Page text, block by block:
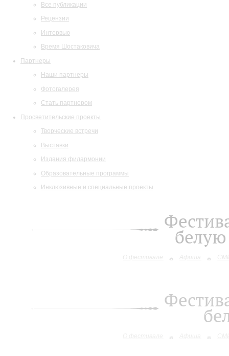
Все публикации
Рецензии
Интервью
Время Шостаковича
Партнеры
Наши партнеры
Фотогалерея
Стать партнером
Просветительские проекты
Творческие встречи
Выставки
Издания филармонии
Образовательные программы
Инклюзивные и специальные проекты
О фестивале Афиша